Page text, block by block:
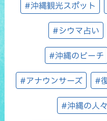
#沖縄観光スポット
#シウマ占い
#沖縄のビーチ
#アナウンサーズ #
#沖縄の人々